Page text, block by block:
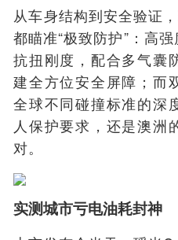
从车身结构到安全验证
都瞄准“极致防护”：高
抗扭刚度，配合多气囊
建全方位安全屏障；而
全球不同碰撞标准的深
人保护要求，还是澳洲
对。
实测城市亏电油耗封神